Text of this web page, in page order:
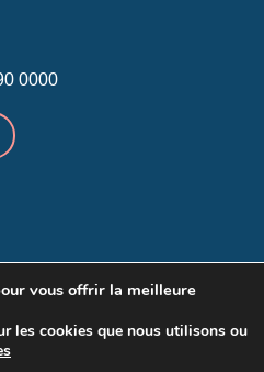
0000
vous offrir la meilleure
les cookies que nous utilisons ou